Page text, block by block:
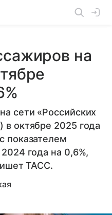
на
сети «Российских
октябре 2025 года
показателем
года на 0,6%,
ТАСС.